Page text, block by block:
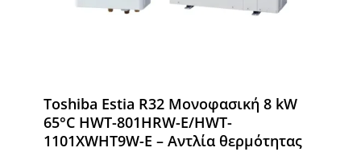
Toshiba Estia R32 Μονοφασική 8 kW
65°C HWT-801HRW-E/HWT-
1101XWHT9W-E – Αντλία θερμότητας